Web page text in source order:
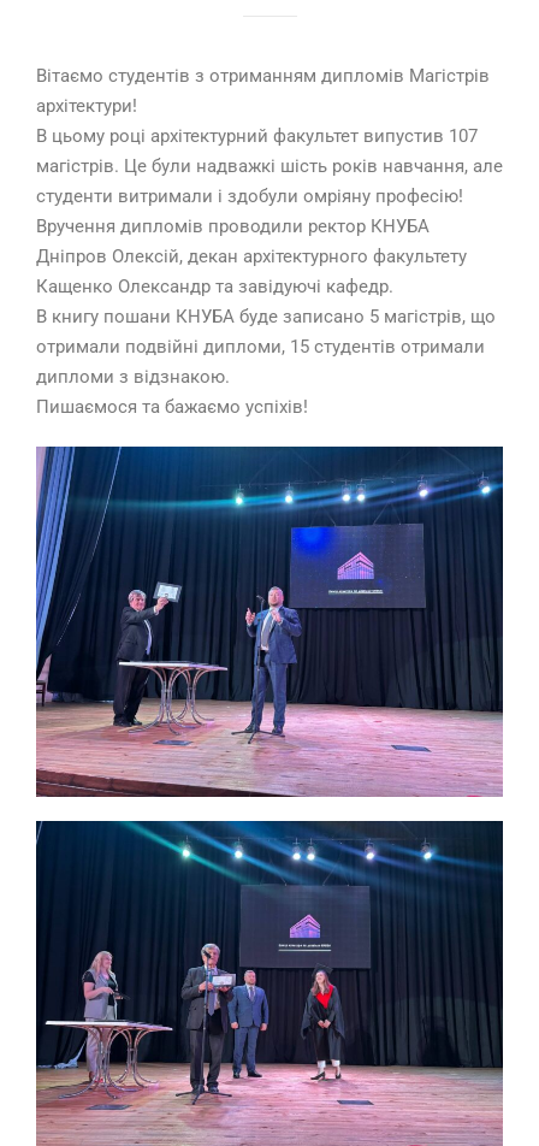
Вітаємо студентів з отриманням дипломів Магістрів
архітектури!
В цьому році архітектурний факультет випустив 107
магістрів. Це були надважкі шість років навчання, але
студенти витримали і здобули омріяну професію!
Вручення дипломів проводили ректор КНУБА
Дніпров Олексій, декан архітектурного факультету
Кащенко Олександр та завідуючі кафедр.
В книгу пошани КНУБА буде записано 5 магістрів, що
отримали подвійні дипломи, 15 студентів отримали
дипломи з відзнакою.
Пишаємося та бажаємо успіхів!